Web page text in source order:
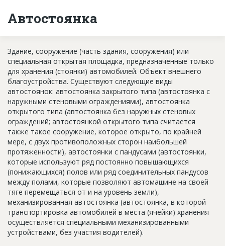
О проекте
База строящихся объектов
Инвестпроекты
Глоссарий
Новости
Платные услуги
Пресс-релизы
Правила работы
Контакты
Личный кабинет
Автостоянка
Здание, сооружение (часть здания, сооружения) или
специальная открытая площадка, предназначенные только
для хранения (стоянки) автомобилей. Объект внешнего
благоустройства. Существуют следующие виды
автостоянок: автостоянка закрытого типа (автостоянка с
наружными стеновыми ограждениями), автостоянка
открытого типа (автостоянка без наружных стеновых
ограждений; автостоянкой открытого типа считается
также такое сооружение, которое открыто, по крайней
мере, с двух противоположных сторон наибольшей
протяженности), автостоянки с пандусами (автостоянки,
которые используют ряд постоянно повышающихся
(понижающихся) полов или ряд соединительных пандусов
между полами, которые позволяют автомашине на своей
тяге перемещаться от и на уровень земли),
механизированная автостоянка (автостоянка, в которой
транспортировка автомобилей в места (ячейки) хранения
осуществляется специальными механизированными
устройствами, без участия водителей).